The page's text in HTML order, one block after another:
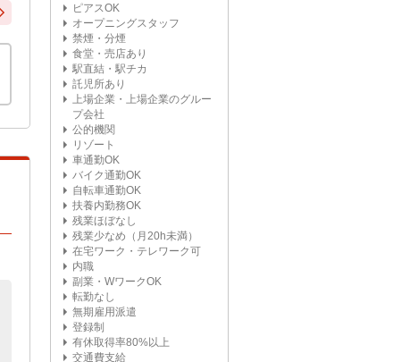
ピアスOK
オープニングスタッフ
禁煙・分煙
食堂・売店あり
駅直結・駅チカ
託児所あり
上場企業・上場企業のグルー
プ会社
公的機関
リゾート
車通勤OK
バイク通勤OK
自転車通勤OK
扶養内勤務OK
残業ほぼなし
残業少なめ（月20h未満）
在宅ワーク・テレワーク可
内職
副業・WワークOK
転勤なし
無期雇用派遣
登録制
有休取得率80%以上
交通費支給